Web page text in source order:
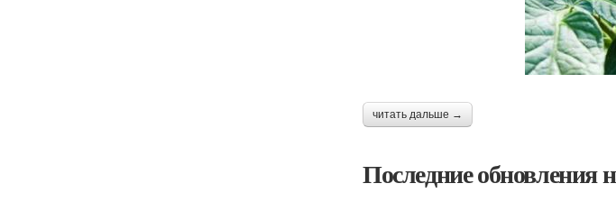
читать дальше →
Последние обновления